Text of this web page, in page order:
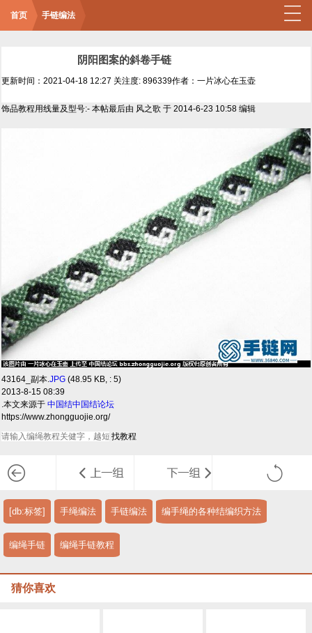
首页 手链编法
阴阳图案的斜卷手链
更新时间：2021-04-18 12:27 关注度: 896339作者：一片冰心在玉壶
饰品教程用线量及型号:- 本帖最后由 风之歌 于 2014-6-23 10:58 编辑
43164_副本.JPG (48.95 KB, : 5)
2013-8-15 08:39
.本文来源于中国结中国结论坛
https://www.zhongguojie.org/
[db:标签] 手绳编法 手链编法 编手绳的各种结编织方法
编绳手链 编绳手链教程
猜你喜欢